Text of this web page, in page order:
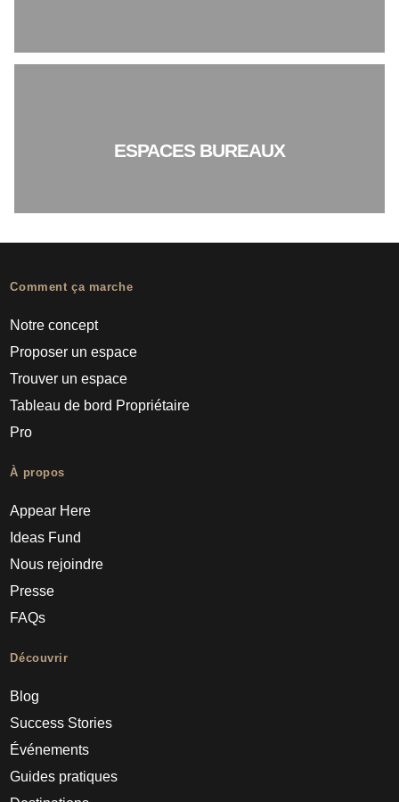
ESPACES BUREAUX
Comment ça marche
Notre concept
Proposer un espace
Trouver un espace
Tableau de bord Propriétaire
Pro
À propos
Appear Here
Ideas Fund
Nous rejoindre
Presse
FAQs
Découvrir
Blog
Success Stories
Événements
Guides pratiques